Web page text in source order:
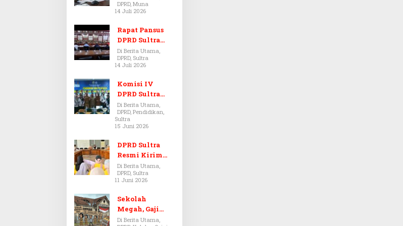
Dugaan Jual
Beli Tanah
Bermasalah di
Muna
DPRD, Muna
14 Juli 2026
Rapat Pansus
DPRD Sultra
Diskors Dua
Kali Akibat
Ketidakhadira
n Pj Sekda
Di Berita Utama,
DPRD, Sultra
14 Juli 2026
Komisi IV
DPRD Sultra
Kawal Hak
Guru,
Rencanakan
Pendidikan
Di Berita Utama,
DPRD, Pendidikan,
Sultra
15 Juni 2026
DPRD Sultra
Resmi Kirim
Aspirasi Tolak
Peraturan
BPOM No. 5
Tahun 2026 ke
Komisi IX DPR
Di Berita Utama,
DPRD, Sultra
11 Juni 2026
Sekolah
Megah, Gaji
Guru Berdarah-
Di Berita Utama,